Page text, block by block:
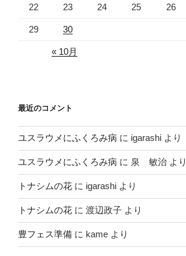
22 23 24 25 26
29 30
« 10月
最近のコメント
ユスラウメにふくろみ病 に igarashi より
ユスラウメにふくろみ病 に 泉 敏治 より
トナシムの花 に igarashi より
トナシムの花 に 渡辺政子 より
豊フェス準備 に kame より